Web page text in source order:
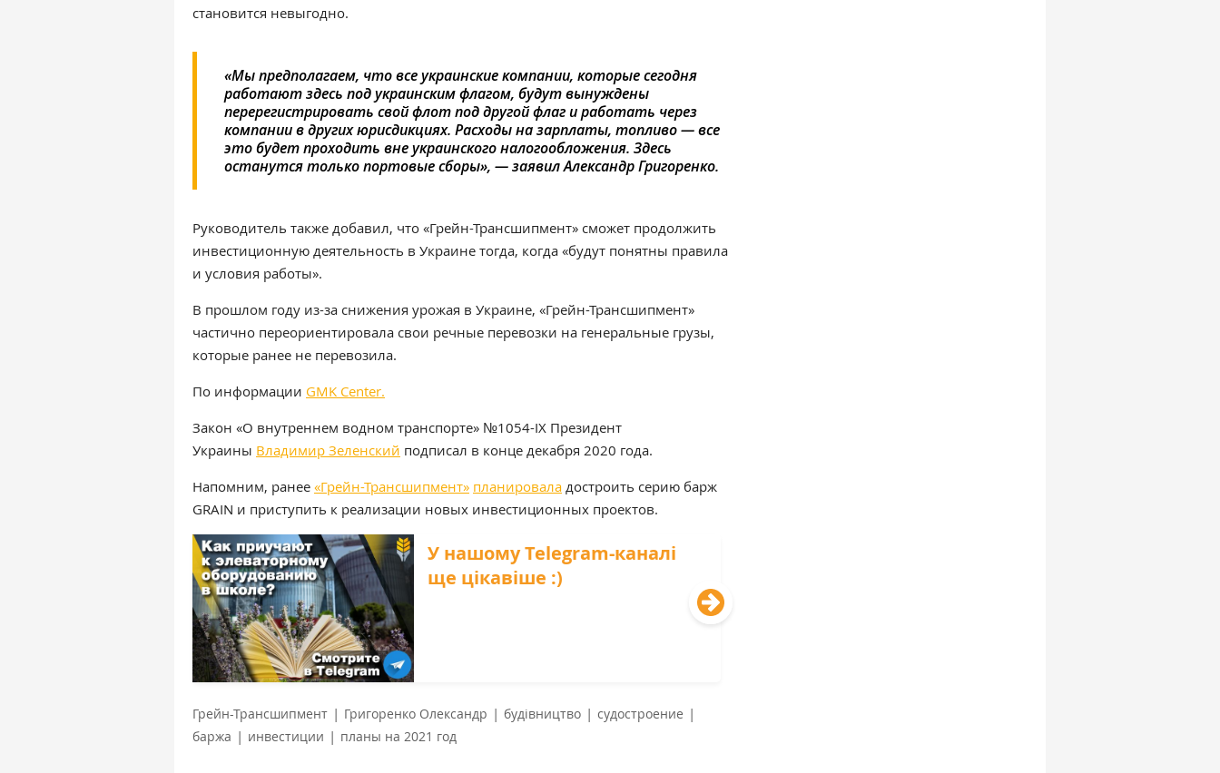
становится невыгодно.
«Мы предполагаем, что все украинские компании, которые сегодня
работают здесь под украинским флагом, будут вынуждены
перерегистрировать свой флот под другой флаг и работать через
компании в других юрисдикциях. Расходы на зарплаты, топливо — все
это будет проходить вне украинского налогообложения. Здесь
останутся только портовые сборы», — заявил Александр Григоренко.
Руководитель также добавил, что «Грейн-Трансшипмент» сможет продолжить
инвестиционную деятельность в Украине тогда, когда «будут понятны правила
и условия работы».
В прошлом году из-за снижения урожая в Украине, «Грейн-Трансшипмент»
частично переориентировала свои речные перевозки на генеральные грузы,
которые ранее не перевозила.
По информации GMK Center.
Закон «О внутреннем водном транспорте» №1054-IX Президент
Украины Владимир Зеленский подписал в конце декабря 2020 года.
Напомним, ранее «Грейн-Трансшипмент» планировала достроить серию барж
GRAIN и приступить к реализации новых инвестиционных проектов.
У нашому Telegram-каналі
ще цікавіше :)
Грейн-Трансшипмент | Григоренко Олександр | будівництво | судостроение |
баржа | инвестиции | планы на 2021 год